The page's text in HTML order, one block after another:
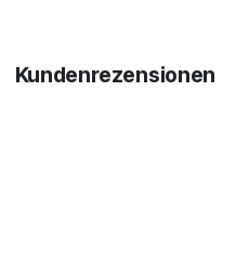
Kundenrezensionen